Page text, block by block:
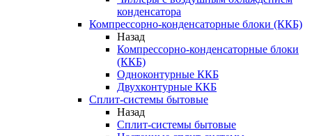
конденсатора
Компрессорно-конденсаторные блоки (ККБ)
Назад
Компрессорно-конденсаторные блоки
(ККБ)
Одноконтурные ККБ
Двухконтурные ККБ
Сплит-системы бытовые
Назад
Сплит-системы бытовые